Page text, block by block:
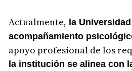
Actualmente, la
acompañamiento
apoyo profesional de los
la institución se alinea con